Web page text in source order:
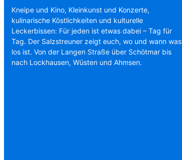
Kneipe und Kino, Kleinkunst und Konzerte,
kulinarische Köstlichkeiten und kulturelle
Leckerbissen: Für jeden ist etwas dabei – Tag für
Tag. Der Salzstreuner zeigt euch, wo und wann was
los ist. Von der Langen Straße über Schötmar bis
nach Lockhausen, Wüsten und Ahmsen.